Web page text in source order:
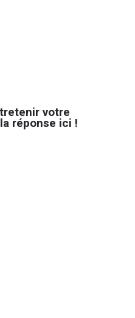
votre
réponse ici !